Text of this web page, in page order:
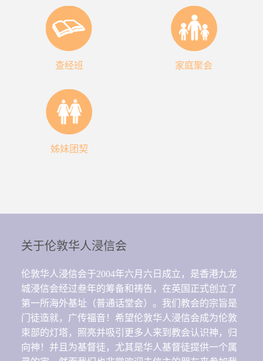
查经班 家庭聚会
姊妹团契
关于伦敦华人浸信会
伦敦华人浸信会于2004年六月六日成立，是香港九龙
城浸信会经过叁年的筹备和祷告，在英国正式创立了
第一所海外基址（普通话堂会）。我们教会的宗旨是
门徒造就，广传福音！希望伦敦华人浸信会成为伦敦
束部的灯塔，照亮并吸引更多人来到教会认识神，归
向神！并且为基督徒，尤其是华人基督徒提供一个属